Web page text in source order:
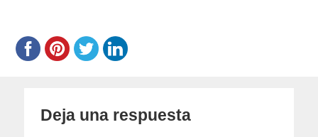
Deja una respuesta